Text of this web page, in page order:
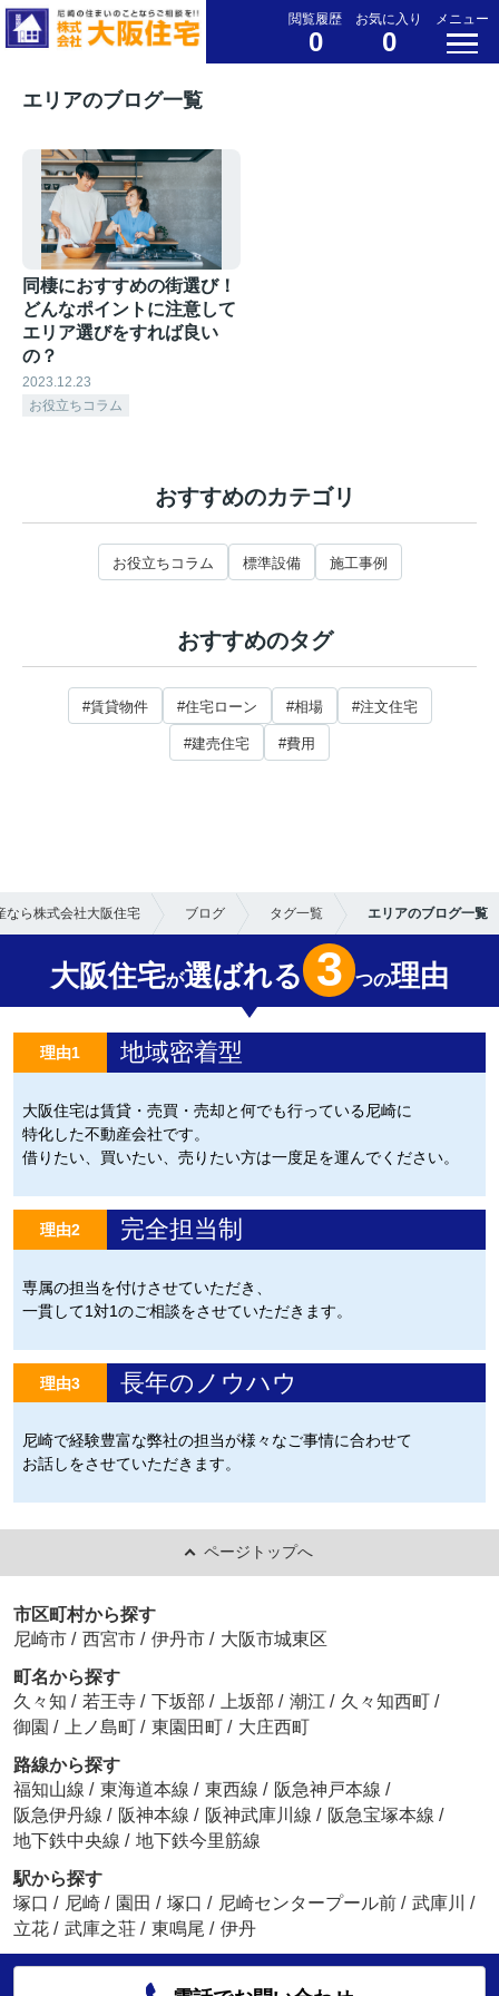
閲覧履歴
0
お気に入り
0
メニュー
エリアのブログ一覧
同棲におすすめの街選び！
どんなポイントに注意して
エリア選びをすれば良い
の？
2023.12.23
お役立ちコラム
おすすめのカテゴリ
お役立ちコラム 標準設備 施工事例
おすすめのタグ
#賃貸物件 #住宅ローン #相場 #注文住宅
#建売住宅 #費用
なら株式会社大阪住宅 ブログ タグ一覧 エリアのブログ一覧
大阪住宅が選ばれる 3 つの理由
理由1 地域密着型
大阪住宅は賃貸・売買・売却と何でも行っている尼崎に
特化した不動産会社です。
借りたい、買いたい、売りたい方は一度足を運んでください。
理由2 完全担当制
専属の担当を付けさせていただき、
一貫して1対1のご相談をさせていただきます。
理由3 長年のノウハウ
尼崎で経験豊富な弊社の担当が様々なご事情に合わせて
お話しをさせていただきます。
ページトップへ
市区町村から探す
尼崎市 / 西宮市 / 伊丹市 / 大阪市城東区
町名から探す
久々知 / 若王寺 / 下坂部 / 上坂部 / 潮江 / 久々知西町 /
御園 / 上ノ島町 / 東園田町 / 大庄西町
路線から探す
福知山線 / 東海道本線 / 東西線 / 阪急神戸本線 /
阪急伊丹線 / 阪神本線 / 阪神武庫川線 / 阪急宝塚本線 /
地下鉄中央線 / 地下鉄今里筋線
駅から探す
塚口 / 尼崎 / 園田 / 塚口 / 尼崎センタープール前 / 武庫川
/
立花 / 武庫之荘 / 東鳴尾 / 伊丹